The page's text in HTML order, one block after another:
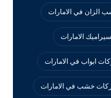
الزان في الامارات
سيراميك الامارات
ابواب في الامارات
خشب في الامارات